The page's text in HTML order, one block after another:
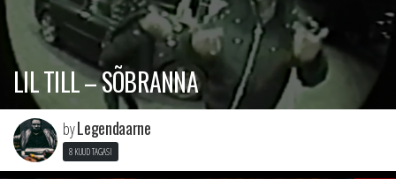
LIL TILL – SÕBRANNA
byLegendaarne
8 KUUD TAGASI